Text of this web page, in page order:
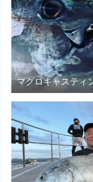
マグロキャスティ